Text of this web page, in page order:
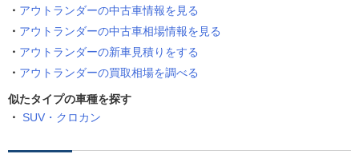
アウトランダーの中古車情報を見る
アウトランダーの中古車相場情報を見る
アウトランダーの新車見積りをする
アウトランダーの買取相場を調べる
似たタイプの車種を探す
SUV・クロカン